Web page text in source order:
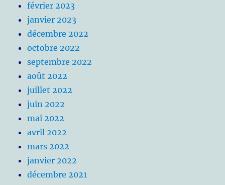
février 2023
janvier 2023
décembre 2022
octobre 2022
septembre 2022
août 2022
juillet 2022
juin 2022
mai 2022
avril 2022
mars 2022
janvier 2022
décembre 2021